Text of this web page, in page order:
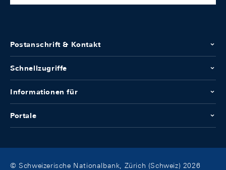
Postanschrift & Kontakt
Schnellzugriffe
Informationen für
Portale
© Schweizerische Nationalbank, Zürich (Schweiz) 2026